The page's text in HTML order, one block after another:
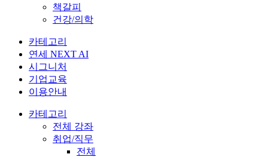
책갈피
건강/의학
카테고리
연세 NEXT AI
시그니처
기업교육
이용안내
카테고리
전체 강좌
취업/직무
전체